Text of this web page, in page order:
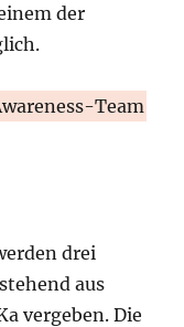
der
Team
drei
aus
vergeben. Die